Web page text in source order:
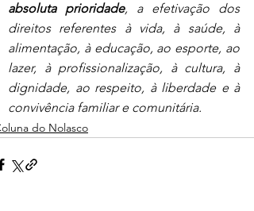
absoluta prioridade, a efetivação dos
direitos referentes à vida, à saúde, à
alimentação, à educação, ao esporte, ao
lazer, à profissionalização, à cultura, à
dignidade, ao respeito, à liberdade e à
convivência familiar e comunitária.
do Nolasco